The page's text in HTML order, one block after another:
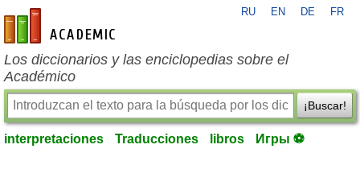
es-academic.com
RU EN DE FR
Los diccionarios y las enciclopedias sobre el
Académico
¡Buscar!
interpretaciones Traducciones libros Игры ⚽